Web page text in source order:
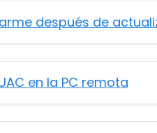
después de
en la PC remota